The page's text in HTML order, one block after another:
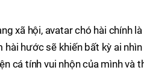
xã hội, avatar chó hài chính là
hài hước sẽ khiến bất kỳ ai nhìn
cá tính vui nhộn của mình và